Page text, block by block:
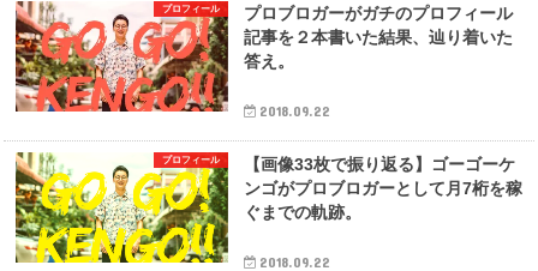
プロフィール
プロブロガーがガチのプロフィール
記事を２本書いた結果、辿り着いた
答え。
2018.09.22
プロフィール
【画像33枚で振り返る】ゴーゴーケ
ンゴがプロブロガーとして月7桁を稼
ぐまでの軌跡。
2018.09.22